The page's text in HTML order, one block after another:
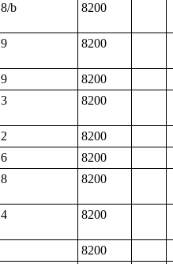
8/b 8200
9 8200
9
8200
3 8200
2
8200
6
8200
8 8200
4 8200
8200